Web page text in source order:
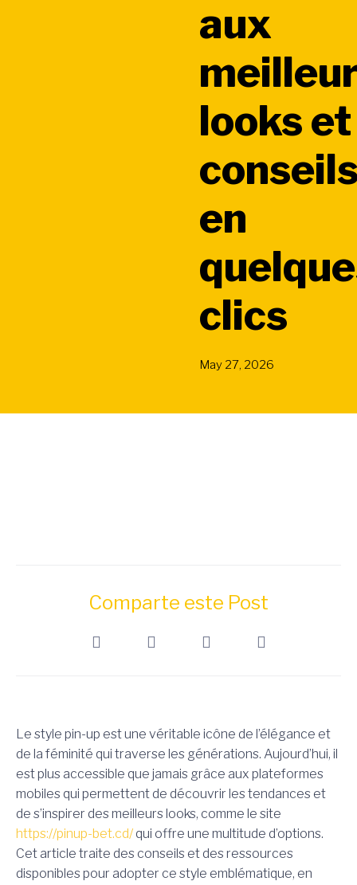
aux
looks et
en
clics
May 27, 2026
Comparte este Post
Le style pin-up est une véritable icône de l’élégance et
de la féminité qui traverse les générations. Aujourd’hui, il
est plus accessible que jamais grâce aux plateformes
mobiles qui permettent de découvrir les tendances et
de s’inspirer des meilleurs looks, comme le site
https://pinup-bet.cd/ qui offre une multitude d’options.
Cet article traite des conseils et des ressources
disponibles pour adopter ce style emblématique, en